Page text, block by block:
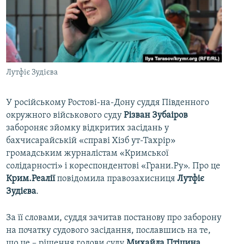
ВІДЕОУРОКИ «ELIFBE»
СВІДЧЕННЯ ОКУПАЦІЇ
УКРАЇНСЬКА ПРОБЛЕМА КРИМУ
ІНФОГРАФІКА
Русский
Qırımtatar
ДОЛУЧАЙСЯ!
Усі сайти RFE/RL
Лутфіє Зудієва
У російському Ростові-на-Дону суддя Південного
окружного військового суду Різван Зубаіров
забороняє зйомку відкритих засідань у
бахчисарайській «справі Хізб ут-Тахрір»
громадським журналістам «Кримської
солідарності» і кореспондентові «Грани.Ру». Про це
Крим.Реаліїповідомила правозахисниця Лутфіє
Зудієва.
За її словами, суддя зачитав постанову про заборону
на початку судового засідання, пославшись на те,